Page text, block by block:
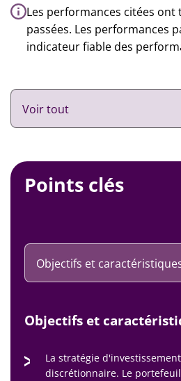
Les performances citées ont
passées. Les performances
indicateur fiable des
Points clés
Objectifs et
La stratégie
discrétionnaire. Le